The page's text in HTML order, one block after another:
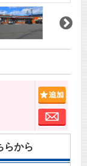
お問
らから